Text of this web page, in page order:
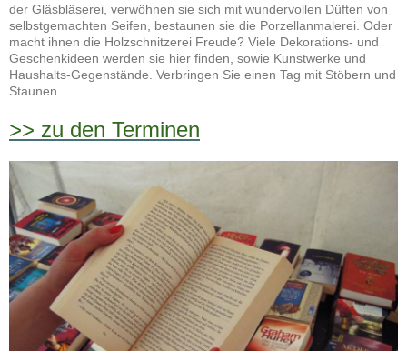
der Gläsbläserei, verwöhnen sie sich mit wundervollen Düften von
selbstgemachten Seifen, bestaunen sie die Porzellanmalerei. Oder
macht ihnen die Holzschnitzerei Freude? Viele Dekorations- und
Geschenkideen werden sie hier finden, sowie Kunstwerke und
Haushalts-Gegenstände. Verbringen Sie einen Tag mit Stöbern und
Staunen.
>> zu den Terminen